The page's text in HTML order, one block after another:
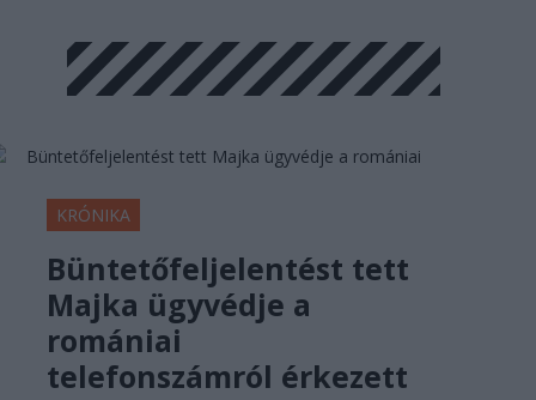
KRÓNIKA
Büntetőfeljelentést tett
Majka ügyvédje a
romániai
telefonszámról érkezett